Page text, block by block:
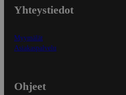
Yhteystiedot
Myymälät
Asiakaspalvelu
Ohjeet